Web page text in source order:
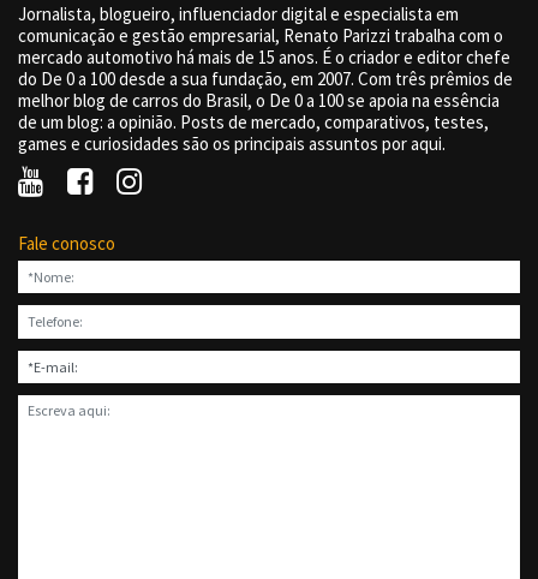
Jornalista, blogueiro, influenciador digital e especialista em
comunicação e gestão empresarial, Renato Parizzi trabalha com o
mercado automotivo há mais de 15 anos. É o criador e editor chefe
do De 0 a 100 desde a sua fundação, em 2007. Com três prêmios de
melhor blog de carros do Brasil, o De 0 a 100 se apoia na essência
de um blog: a opinião. Posts de mercado, comparativos, testes,
games e curiosidades são os principais assuntos por aqui.
Fale conosco